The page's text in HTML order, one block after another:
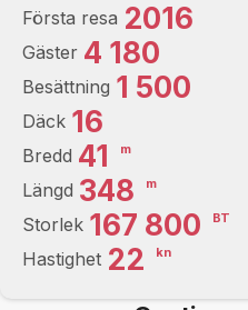
Första resa 2016
Gäster 4 180
Besättning 1 500
Däck 16
Bredd 41 m
Längd 348 m
Storlek 167 800 BT
Hastighet 22 kn